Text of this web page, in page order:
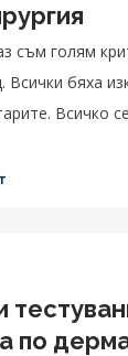
съм голям
бяха
Всичко
спокоен, аз
съм добре.
човек от
по